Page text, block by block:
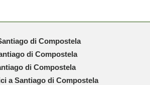
di Compostela
di Compostela
di Compostela
a Santiago di Compostela